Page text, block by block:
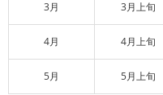
3月 3月上旬
4月 4月上旬
5月 5月上旬